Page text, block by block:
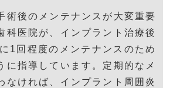
術後のメンテナンスが大変重要
科医院が、インプラント治療後
1回程度のメンテナンスのため
に指導しています。定期的なメ
なければ、インプラント周囲炎